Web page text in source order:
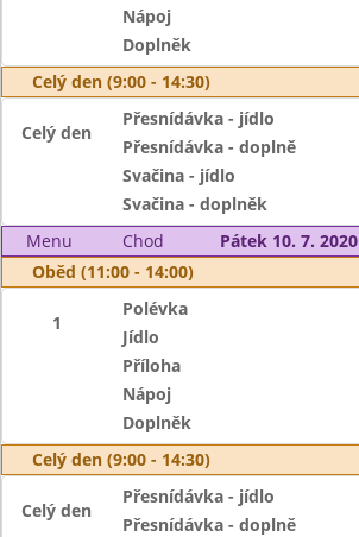
Nápoj
Doplněk
Celý den (9:00 - 14:30)
Celý den
Přesnídávka - jídlo
Přesnídávka - doplně
Svačina - jídlo
Svačina - doplněk
Menu
Chod
Pátek 10. 7. 2020
Oběd (11:00 - 14:00)
1
Polévka
Jídlo
Příloha
Nápoj
Doplněk
Celý den (9:00 - 14:30)
Celý den
Přesnídávka - jídlo
Přesnídávka - doplně